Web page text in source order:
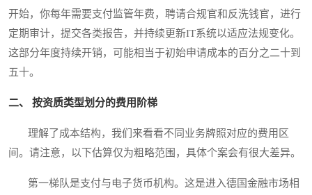
开始，你每年需要支付监管年费，聘请合规官和反洗钱官，进行
定期审计，提交各类报告，并持续更新IT系统以适应法规变化。
这部分年度持续开销，可能相当于初始申请成本的百分之二十到
五十。
二、 按资质类型划分的费用阶梯
理解了成本结构，我们来看看不同业务牌照对应的费用区
间。请注意，以下估算仅为粗略范围，具体个案会有很大差异。
第一梯队是支付与电子货币机构。这是进入德国金融市场相